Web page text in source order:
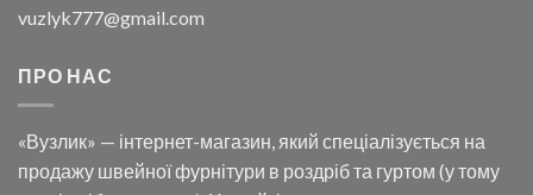
vuzlyk777@gmail.com
ПРО НАС
«Вузлик» — інтернет-магазин, який спеціалізується на
продажу швейної фурнітури в роздріб та гуртом (у тому